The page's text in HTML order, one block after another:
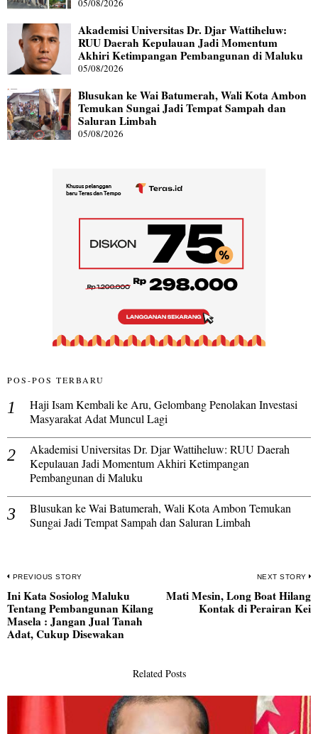
05/08/2026
Akademisi Universitas Dr. Djar Wattiheluw:
RUU Daerah Kepulauan Jadi Momentum
Akhiri Ketimpangan Pembangunan di Maluku
05/08/2026
Blusukan ke Wai Batumerah, Wali Kota Ambon
Temukan Sungai Jadi Tempat Sampah dan
Saluran Limbah
05/08/2026
POS-POS TERBARU
Haji Isam Kembali ke Aru, Gelombang Penolakan Investasi
Masyarakat Adat Muncul Lagi
Akademisi Universitas Dr. Djar Wattiheluw: RUU Daerah
Kepulauan Jadi Momentum Akhiri Ketimpangan
Pembangunan di Maluku
Blusukan ke Wai Batumerah, Wali Kota Ambon Temukan
Sungai Jadi Tempat Sampah dan Saluran Limbah
Navigasi
pos
PREVIOUS STORY
Previous
post:
Ini Kata Sosiolog Maluku
Tentang Pembangunan Kilang
Masela : Jangan Jual Tanah
Adat, Cukup Disewakan
NEXT STORY
Mati Mesin, Long Boat Hilang
Kontak di Perairan Kei
Related Posts